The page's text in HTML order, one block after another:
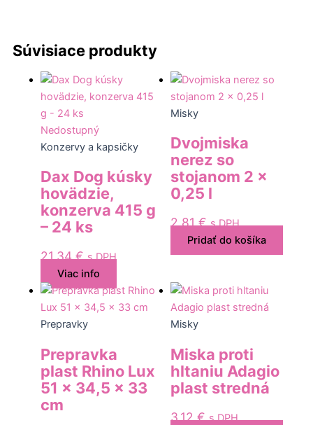
Súvisiace produkty
Nedostupný
Konzervy a kapsičky
Dax Dog kúsky
hovädzie,
konzerva 415 g
– 24 ks
21,34€ s DPH
Viac info
Misky
Dvojmiska
nerez so
stojanom 2 x
0,25 l
2,81€ s DPH
Pridať do košíka
Prepravky
Prepravka
plast Rhino Lux
51 x 34,5 x 33
cm
Misky
Miska proti
hltaniu Adagio
plast stredná
3,12€ s DPH